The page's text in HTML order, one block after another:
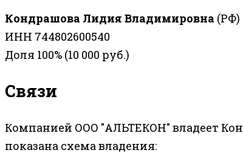
Кондрашова Лидия Владимировна (РФ)
ИНН 744802600540
Доля 100% (10 000 руб.)
Связи
Компанией ООО "АЛЬТЕКОН" владеет
показана схема владения: